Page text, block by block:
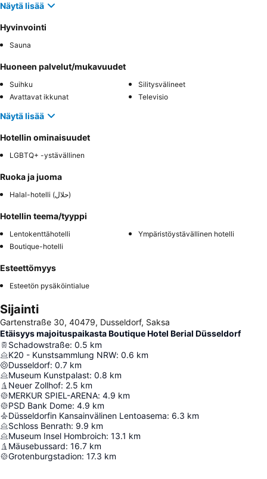
Näytä lisää
Hyvinvointi
Sauna
Huoneen palvelut/mukavuudet
Suihku
Silitysvälineet
Avattavat ikkunat
Televisio
Näytä lisää
Hotellin ominaisuudet
LGBTQ+ -ystävällinen
Ruoka ja juoma
Halal-hotelli (حلال)
Hotellin teema/tyyppi
Lentokenttähotelli
Ympäristöystävällinen hotelli
Boutique-hotelli
Esteettömyys
Esteetön pysäköintialue
Sijainti
Gartenstraße 30, 40479, Dusseldorf, Saksa
Etäisyys majoituspaikasta Boutique Hotel Berial Düsseldorf
Schadowstraße: 0.5 km
K20 - Kunstsammlung NRW: 0.6 km
Dusseldorf: 0.7 km
Museum Kunstpalast: 0.8 km
Neuer Zollhof: 2.5 km
MERKUR SPIEL-ARENA: 4.9 km
PSD Bank Dome: 4.9 km
Düsseldorfin Kansainvälinen Lentoasema: 6.3 km
Schloss Benrath: 9.9 km
Museum Insel Hombroich: 13.1 km
Mäusebussard: 16.7 km
Grotenburgstadion: 17.3 km